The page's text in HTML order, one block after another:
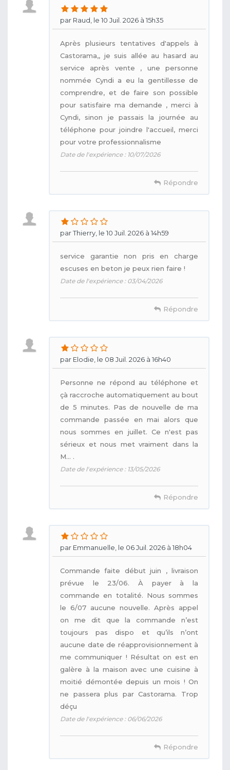
par Raud, le 10 Juil. 2026 à 15h35
Après plusieurs tentatives d'appels à
Castorama,, je suis allée au hasard au
service après vente , une personne
nommée Cyndi a eu la gentillesse de
comprendre, et de faire son possible
pour satisfaire ma demande , merci à
Cyndi, sinon je passais la journée au
téléphone pour joindre l'accueil, merci
pour votre professionnalisme
Date de l'expérience : 10/07/2026
Répondre
par Thierry, le 10 Juil. 2026 à 14h59
service garantie non pris en charge
escuses en beton je peux rien faire !
Date de l'expérience : 03/04/2026
Répondre
par Elodie, le 08 Juil. 2026 à 16h40
Personne ne répond au téléphone et
çà raccroche automatiquement au bout
de 5 minutes. Pas de nouvelle de ma
commande passée en mai alors que
nous sommes en juillet. Ce n'est pas
sérieux et nous met vraiment dans la
M... .
Date de l'expérience : 13/05/2026
Répondre
par Emmanuelle, le 06 Juil. 2026 à 18h04
Commande faite début juin , livraison
prévue le 23/06. À payer à la
commande en totalité. Nous sommes
le 6/07 aucune nouvelle. Après appel
on me dit que la commande n’est
toujours pas dispo et qu’ils n’ont
aucune date de réapprovisionnement à
me communiquer ! Résultat on est en
galère à la maison avec une cuisine à
moitié démontée depuis un mois ! On
ne passera plus par Castorama. Trop
déçu
Date de l'expérience : 06/06/2026
Répondre